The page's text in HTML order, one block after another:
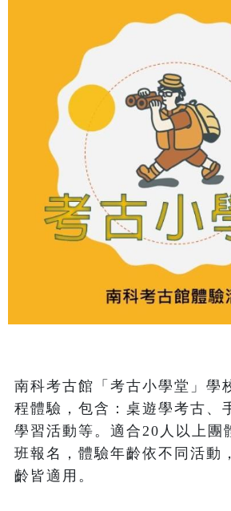
南科考古館「考古小學堂」學
程體驗，包含：桌遊學考古、
學習活動等。適合20人以上團
班報名，體驗年齡依不同活動
齡皆適用。